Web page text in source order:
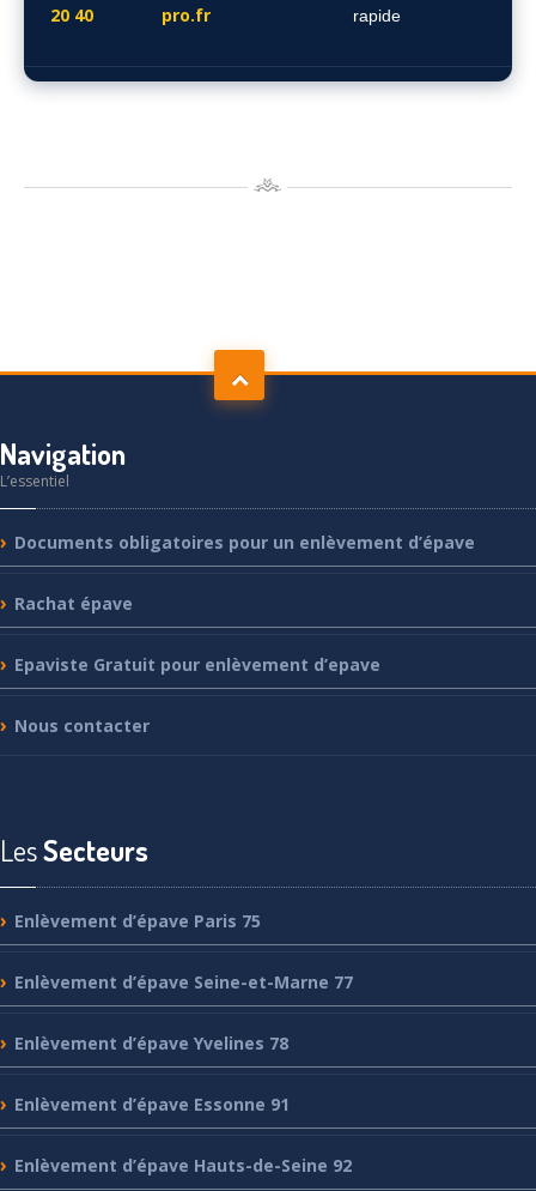
20 40 pro.fr rapide
Navigation
L’essentiel
Documents obligatoires pour un enlèvement d’épave
Rachat épave
Epaviste Gratuit pour enlèvement d’epave
Nous contacter
LesSecteurs
Enlèvement d’épave Paris 75
Enlèvement d’épave Seine-et-Marne 77
Enlèvement d’épave Yvelines 78
Enlèvement d’épave Essonne 91
Enlèvement d’épave Hauts-de-Seine 92